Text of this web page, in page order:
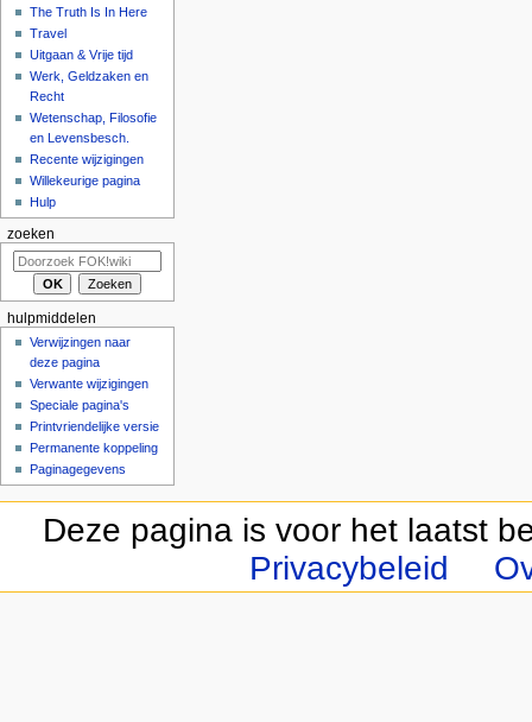
The Truth Is In Here
Travel
Uitgaan & Vrije tijd
Werk, Geldzaken en
Recht
Wetenschap, Filosofie
en Levensbesch.
Recente wijzigingen
Willekeurige pagina
Hulp
zoeken
hulpmiddelen
Verwijzingen naar
deze pagina
Verwante wijzigingen
Speciale pagina's
Printvriendelijke versie
Permanente koppeling
Paginagegevens
Deze pagina is voor het laatst
Privacybeleid